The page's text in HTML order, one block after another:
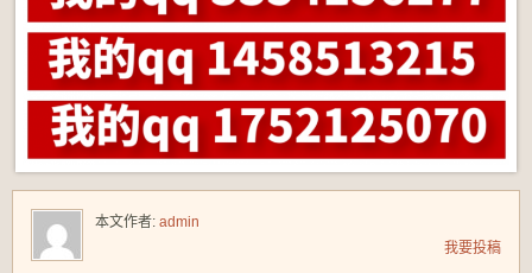
本文作者: admin
我要投稿